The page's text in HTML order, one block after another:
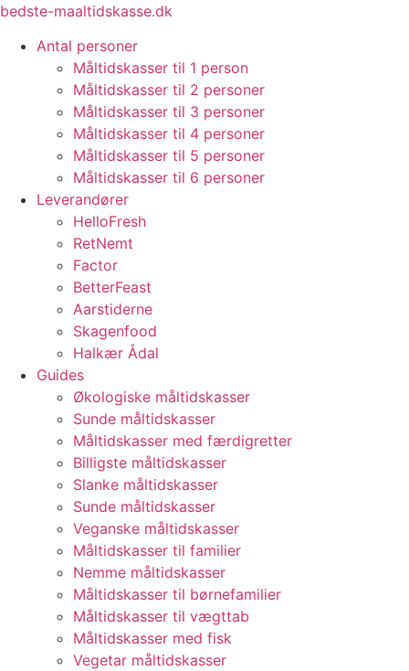
Videre
indhold
bedste-maaltidskasse.dk
Antal personer
Måltidskasser til 1 person
Måltidskasser til 2 personer
Måltidskasser til 3 personer
Måltidskasser til 4 personer
Måltidskasser til 5 personer
Måltidskasser til 6 personer
Leverandører
HelloFresh
RetNemt
Factor
BetterFeast
Aarstiderne
Skagenfood
Halkær Ådal
Guides
Økologiske måltidskasser
Sunde måltidskasser
Måltidskasser med færdigretter
Billigste måltidskasser
Slanke måltidskasser
Sunde måltidskasser
Veganske måltidskasser
Måltidskasser til familier
Nemme måltidskasser
Måltidskasser til børnefamilier
Måltidskasser til vægttab
Måltidskasser med fisk
Vegetar måltidskasser